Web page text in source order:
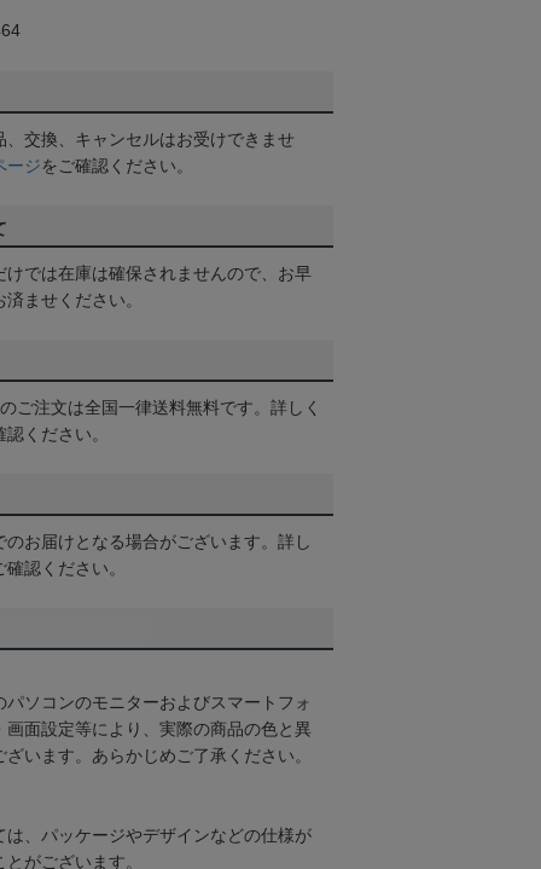
交換、キャンセルはお受けできませ
ージをご確認ください。
けでは在庫は確保されませんので、お早
ませください。
ご注文は全国一律送料無料です。詳しく
認ください。
お届けとなる場合がございます。詳し
確認ください。
ソコンのモニターおよびスマートフォ
画面設定等により、実際の商品の色と異
います。あらかじめご了承ください。
は、パッケージやデザインなどの仕様が
がございます。